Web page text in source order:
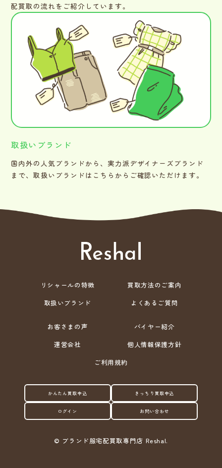
配買取の流れをご紹介しています。
取扱いブランド
国内外の人気ブランドから、実力派デザイナーズブランド
まで、取扱いブランドはこちらからご確認いただけます。
リシャールの特徴
買取方法のご案内
取扱いブランド
よくあるご質問
お客さまの声
バイヤー紹介
運営会社
個人情報保護方針
ご利用規約
かんたん買取申込 きっちり買取申込
ログイン お問い合わせ
© ブランド服宅配買取専門店 Reshal.